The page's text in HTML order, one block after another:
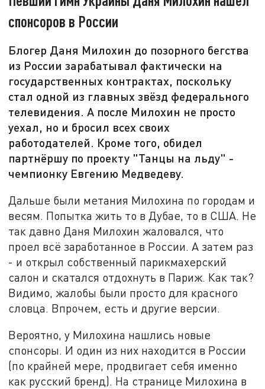
спонсоров в России
Блогер Даня Милохин до позорного бегства
из России зарабатывал фактически на
государственных контрактах, поскольку
стал одной из главных звёзд федерального
телевидения. А после Милохин не просто
уехал, но и бросил всех своих
работодателей. Кроме того, обидел
партнёршу по проекту "Танцы на льду" -
чемпионку Евгению Медведеву.
Дальше были метания Милохина по городам и
весям. Попытка жить то в Дубае, то в США. Не
так давно Даня Милохин жаловался, что
проел всё заработанное в России. А затем раз
- и открыл собственный парикмахерский
салон и скатался отдохнуть в Париж. Как так?
Видимо, жалобы были просто для красного
словца. Впрочем, есть и другие версии.
Вероятно, у Милохина нашлись новые
спонсоры. И один из них находится в России
(по крайней мере, продвигает себя именно
как русский бренд). На странице Милохина в